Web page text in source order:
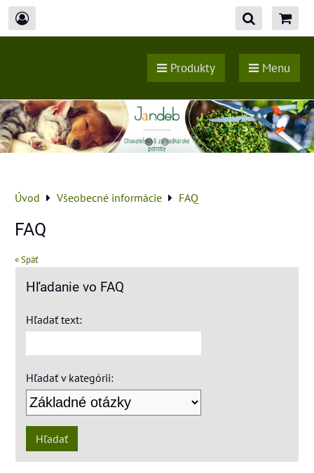
Produkty Menu
Úvod Všeobecné informácie FAQ
FAQ
« Späť
Hľadanie vo FAQ
Hľadať text:
Hľadať v kategórii:
Hľadať